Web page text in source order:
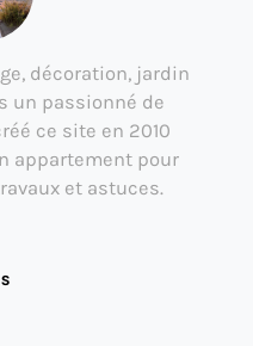
décoration, jardin
un passionné de
ce site en 2010
appartement pour
et astuces.